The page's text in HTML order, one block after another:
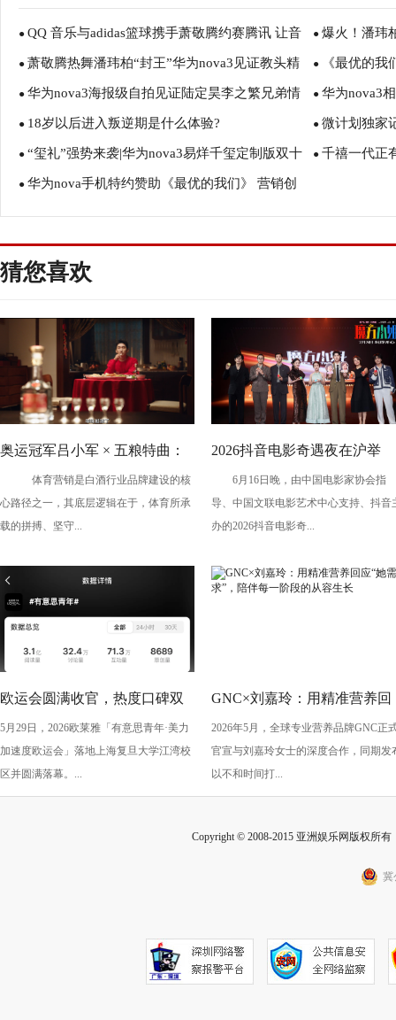
● QQ 音乐与adidas篮球携手萧敬腾约赛腾讯 让音
乐与运动激情碰撞
● 爆火！潘玮
洗脑神舞！
● 萧敬腾热舞潘玮柏“封王”华为nova3见证教头精
神考核
● 《最优的
敬腾如何应对
● 华为nova3海报级自拍见证陆定昊李之繁兄弟情
深
● 华为nova3
● 18岁以后进入叛逆期是什么体验? ● 微计划独家
nova3演绎千
● “玺礼”强势来袭|华为nova3易烊千玺定制版双十
一全面开售
● 千禧一代正
● 华为nova手机特约赞助《最优的我们》 营销创
新深耕年轻人市场
猜您喜欢
奥运冠军吕小军 × 五粮特曲：
以冠军之姿，赴更好之约
体育营销是白酒行业品牌建设的核
心路径之一，其底层逻辑在于，体育所承
载的拼搏、坚守...
2026抖音电影奇遇夜在沪举
办，暑期档剧组、青年创作者
共话光影创作
6月16日晚，由中国电影家协会指
导、中国文联电影艺术中心支持、抖音
办的2026抖音电影奇...
欧运会圆满收官，热度口碑双
丰收！
5月29日，2026欧莱雅「有意思青年·美力
加速度欧运会」落地上海复旦大学江湾校
区并圆满落幕。...
GNC×刘嘉玲：用精准营养回
应“她需求”，陪伴每一阶段的
从容生长
2026年5月，全球专业营养品牌GNC正
官宣与刘嘉玲女士的深度合作，同期发
以不和时间打...
Copyright © 2008-2015 亚洲娱乐网版权所
冀